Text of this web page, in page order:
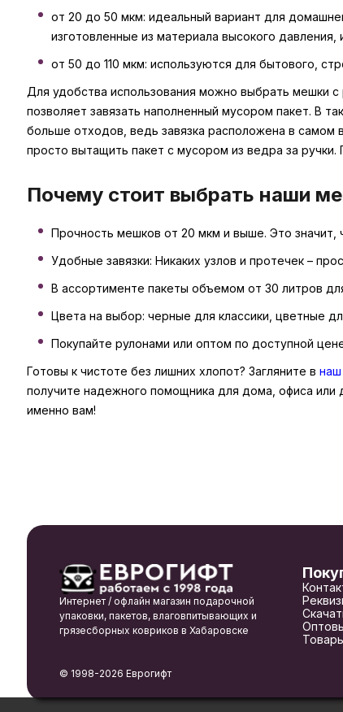
от 20 до 50 мкм: идеальный вариант для
изготовленные из материала высокого
от 50 до 110 мкм: используются для бытового,
Для удобства использования можно выбрать мешки с
позволяет завязать наполненный мусором пакет. В
больше отходов, ведь завязка расположена в самом
просто вытащить пакет с мусором из ведра за ручки.
Почему стоит выбрать наши
Прочность мешков от 20 мкм и выше. Это значит,
Удобные завязки: Никаких узлов и протечек –
В ассортименте пакеты объемом от 30 литров
Цвета на выбор: черные для классики, цветные
Покупайте рулонами или оптом по доступной
Готовы к чистоте без лишних хлопот? Загляните в наш
получите надежного помощника для дома, офиса
именно вам!
Интернет / офлайн магазин подарочной
упаковки, пакетов, влаговпитывающих и
грязесборных ковриков в Хабаровске
© 1998-2026 Еврогифт